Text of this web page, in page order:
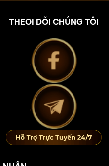
THEOI DÕI CHÚNG TÔI